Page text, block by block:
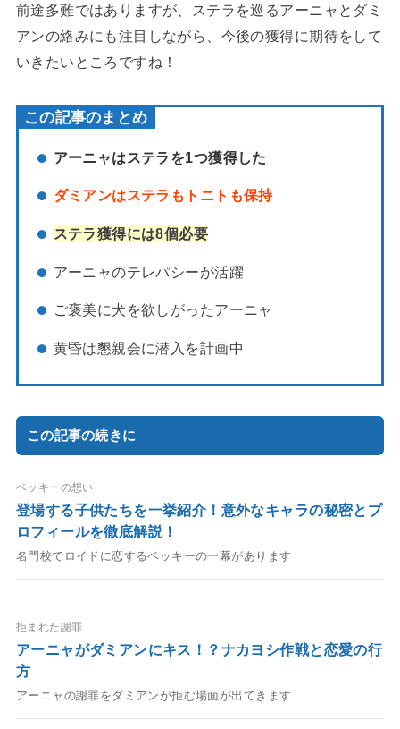
前途多難ではありますが、ステラを巡るアーニャとダミ
アンの絡みにも注目しながら、今後の獲得に期待をして
いきたいところですね！
この記事のまとめ
アーニャはステラを1つ獲得した
ダミアンはステラもトニトも保持
ステラ獲得には8個必要
アーニャのテレパシーが活躍
ご褒美に犬を欲しがったアーニャ
黄昏は懇親会に潜入を計画中
この記事の続きに
ベッキーの想い
登場する子供たちを一挙紹介！意外なキャラの秘密とプ
ロフィールを徹底解説！
名門校でロイドに恋するベッキーの一幕があります
拒まれた謝罪
アーニャがダミアンにキス！？ナカヨシ作戦と恋愛の行
方
アーニャの謝罪をダミアンが拒む場面が出てきます